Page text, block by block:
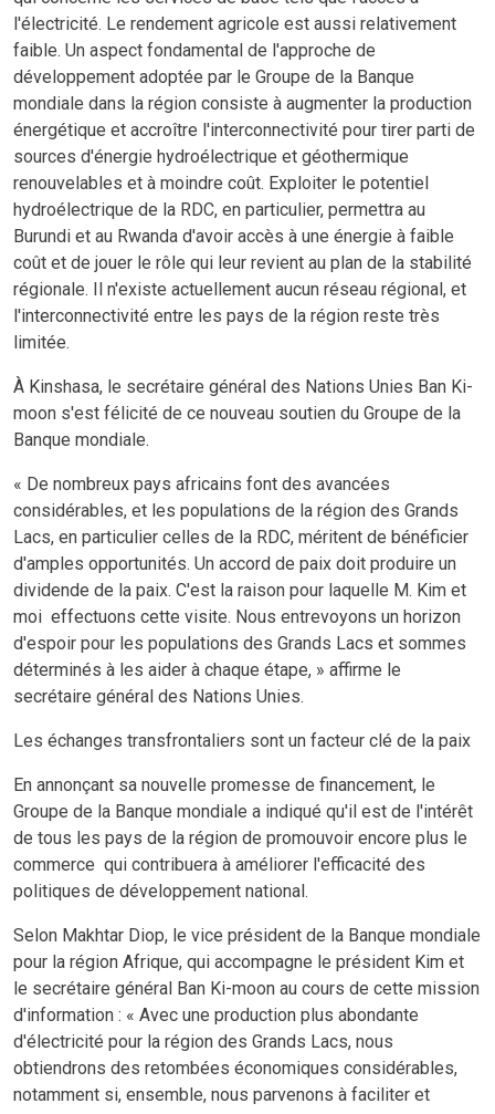
l'électricité. Le rendement agricole est aussi relativement
faible. Un aspect fondamental de l'approche de
développement adoptée par le Groupe de la Banque
mondiale dans la région consiste à augmenter la production
énergétique et accroître l'interconnectivité pour tirer parti de
sources d'énergie hydroélectrique et géothermique
renouvelables et à moindre coût. Exploiter le potentiel
hydroélectrique de la RDC, en particulier, permettra au
Burundi et au Rwanda d'avoir accès à une énergie à faible
coût et de jouer le rôle qui leur revient au plan de la stabilité
régionale. Il n'existe actuellement aucun réseau régional, et
l'interconnectivité entre les pays de la région reste très
limitée.
À Kinshasa, le secrétaire général des Nations Unies Ban Ki-
moon s'est félicité de ce nouveau soutien du Groupe de la
Banque mondiale.
« De nombreux pays africains font des avancées
considérables, et les populations de la région des Grands
Lacs, en particulier celles de la RDC, méritent de bénéficier
d'amples opportunités. Un accord de paix doit produire un
dividende de la paix. C'est la raison pour laquelle M. Kim et
moi effectuons cette visite. Nous entrevoyons un horizon
d'espoir pour les populations des Grands Lacs et sommes
déterminés à les aider à chaque étape, » affirme le
secrétaire général des Nations Unies.
Les échanges transfrontaliers sont un facteur clé de la paix
En annonçant sa nouvelle promesse de financement, le
Groupe de la Banque mondiale a indiqué qu'il est de l'intérêt
de tous les pays de la région de promouvoir encore plus le
commerce qui contribuera à améliorer l'efficacité des
politiques de développement national.
Selon Makhtar Diop, le vice président de la Banque mondiale
pour la région Afrique, qui accompagne le président Kim et
le secrétaire général Ban Ki-moon au cours de cette mission
d'information : « Avec une production plus abondante
d'électricité pour la région des Grands Lacs, nous
obtiendrons des retombées économiques considérables,
notamment si, ensemble, nous parvenons à faciliter et